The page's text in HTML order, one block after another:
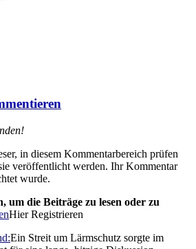
in diesem Kommentarbereich prüfen
veröffentlicht werden. Ihr Kommentar
wurde.
um die Beiträge zu lesen oder zu
Hier Registrieren
Ein Streit um Lärmschutz sorgte im